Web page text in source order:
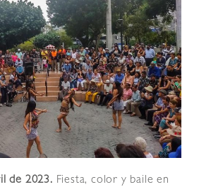
de 2023. Fiesta, color y baile en